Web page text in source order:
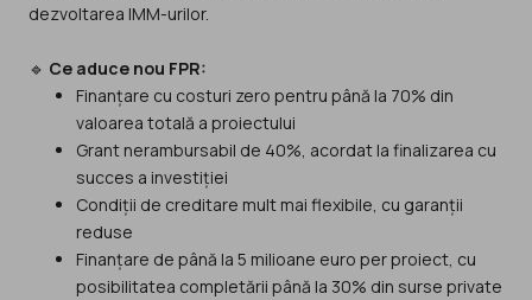
dezvoltarea IMM-urilor.
🔹 Ce aduce nou FPR:
Finanțare cu costuri zero pentru până la 70% din
valoarea totală a proiectului
Grant nerambursabil de 40%, acordat la finalizarea cu
succes a investiției
Condiții de creditare mult mai flexibile, cu garanții
reduse
Finanțare de până la 5 milioane euro per proiect, cu
posibilitatea completării până la 30% din surse private